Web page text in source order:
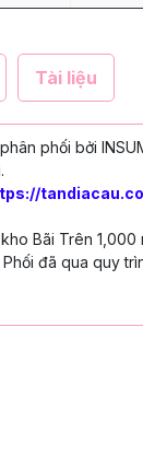
Tài liệu
phối bởi
Bãi Trên
đã qua quy